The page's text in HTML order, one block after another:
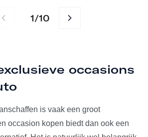
1/10
occasions
is vaak een groot
occasion kopen biedt dan ook een